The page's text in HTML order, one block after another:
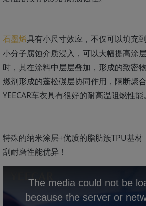
石墨烯具有小尺寸效应，不仅可以填充
小分子腐蚀介质浸入，可以大幅提高涂
时，其在涂料中层层叠加，形成的致密
燃剂形成的蓬松碳层协同作用，隔断聚
YEECAR车衣具有很好的耐高温阻燃性能。
特殊的纳米涂层+优质的脂肪族TPU基材
刮耐磨性能优异！
The media could not be
because the server or